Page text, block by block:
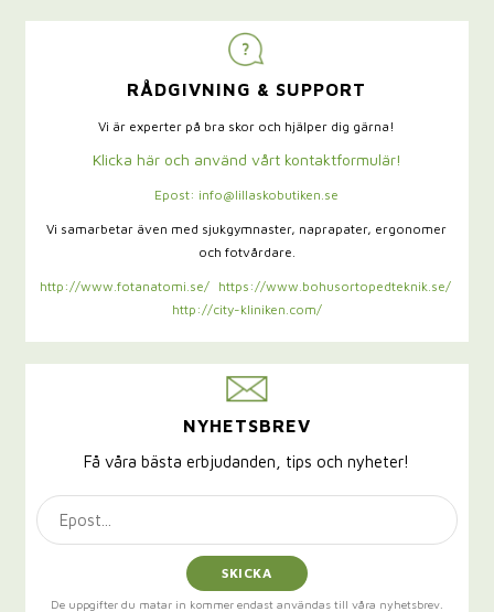
RÅDGIVNING & SUPPORT
Vi är experter på bra skor och hjälper dig gärna!
Klicka här och använd vårt kontaktformulär!
Epost: info@lillaskobutiken.se
Vi samarbetar även med sjukgymnaster, naprapater, ergonomer
och fotvårdare.
http://www.fotanatomi.se/
https://www.bohusortopedteknik.se/
http://city-kliniken.com/
NYHETSBREV
Få våra bästa erbjudanden, tips och nyheter!
SKICKA
De uppgifter du matar in kommer endast användas till våra nyhetsbrev.